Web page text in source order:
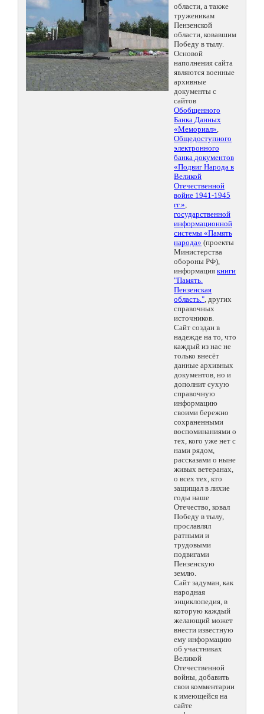
области, а также
труженикам
Пензенской
области, ковавшим
Победу в тылу.
Основой
наполнения сайта
являются военные
архивные
документы с
сайтов
Обобщенного
Банка Данных
«Мемориал»,
Общедоступного
электронного
банка документов
«Подвиг Народа в
Великой
Отечественной
войне 1941-1945
гг.»,
государственной
информационной
системы «Память
народа» (проекты
Министерства
обороны РФ),
информация книги
"Память.
Пензенская
область.", других
справочных
источников.
Сайт создан в
надежде на то, что
каждый из нас не
только внесёт
данные архивных
документов, но и
дополнит сухую
справочную
информацию
своими бережно
сохраненными
воспоминаниями о
тех, кого уже нет с
нами рядом,
рассказами о ныне
живых ветеранах,
о всех тех, кто
защищал в лихие
годы наше
Отечество, ковал
Победу в тылу,
прославлял
ратными и
трудовыми
подвигами
Пензенскую
землю.
Сайт задуман, как
народная
энциклопедия, в
которую каждый
желающий может
внести известную
ему информацию
об участниках
Великой
Отечественной
войны, добавить
свои комментарии
к имеющейся на
сайте